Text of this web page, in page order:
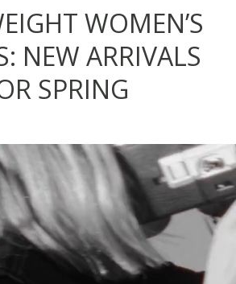
WOMEN’S
NEW ARRIVALS
SPRING